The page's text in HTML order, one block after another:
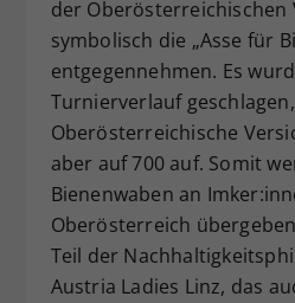
der Oberösterreichischen
symbolisch die „Asse für
entgegennehmen. Es
Turnierverlauf
Oberösterreichische
aber auf 700 auf. Somit
Bienenwaben an
Oberösterreich
Teil der
Austria Ladies Linz, das